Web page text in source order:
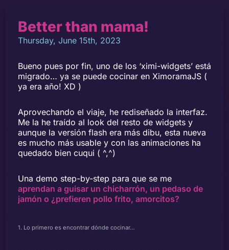
Better than mama!
Thursday, June 15th, 2023
Bueno pues por fin, uno de los ‘ximi-widgets’ está
migrado… ya se puede cocinar en XimoramaJS (
ya era año! XD )
Aprovechando el viaje, he rediseñado la interfaz.
Me la he traído al look del resto de widgets y
aunque la versión flash era más dibu, esta nueva
es mucho más usable y con las animaciones ha
quedado bien cuqui ( ^,^)
Una demo step-by-step para que se me
aprendan a guisar un chicharrón, un pedaso de
jamón o ¿prefieren pollo frito, amorcitos?
1. Lo primero es encontrar dónde cocinar…